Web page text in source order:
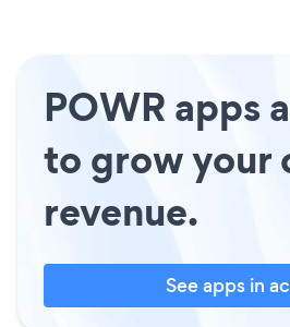
POWR apps
to grow your
revenue.
See apps in